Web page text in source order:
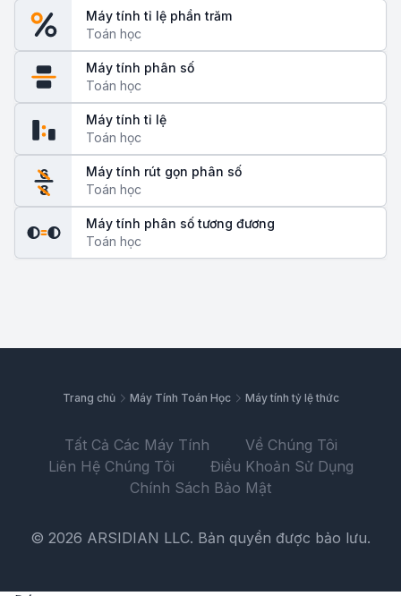
Máy tính tỉ lệ phần trăm
Toán học
Máy tính phân số
Toán học
Máy tính tỉ lệ
Toán học
6
8
Máy tính rút gọn phân số
Toán học
Máy tính phân số tương đương
Toán học
Trang chủ Máy Tính Toán Học Máy tính tỷ lệ thức
Tất Cả Các Máy Tính
Về Chúng Tôi
Liên Hệ Chúng Tôi
Điều Khoản Sử Dụng
Chính Sách Bảo Mật
© 2026 ARSIDIAN LLC. Bản quyền được bảo lưu.